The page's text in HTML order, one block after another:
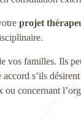
projet
vos familles. Ils
s’ils désirent
ou concernant